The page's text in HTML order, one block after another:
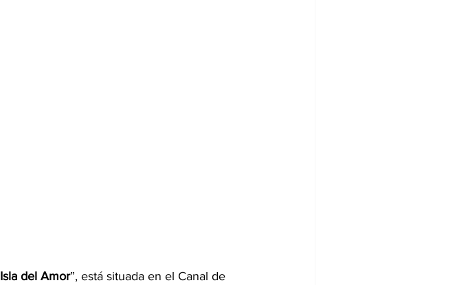
Isla del Amor”, está situada en el Canal de